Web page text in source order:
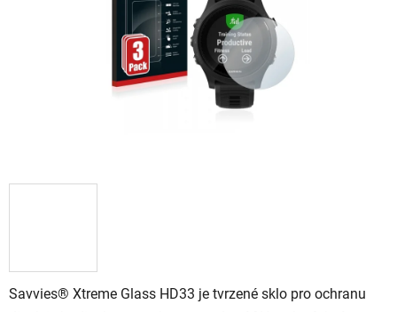
Savvies® Xtreme Glass HD33 je tvrzené sklo pro ochranu